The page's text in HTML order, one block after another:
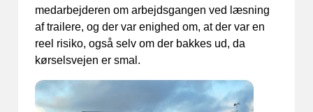
medarbejderen om arbejdsgangen ved læsning
af trailere, og der var enighed om, at der var en
reel risiko, også selv om der bakkes ud, da
kørselsvejen er smal.